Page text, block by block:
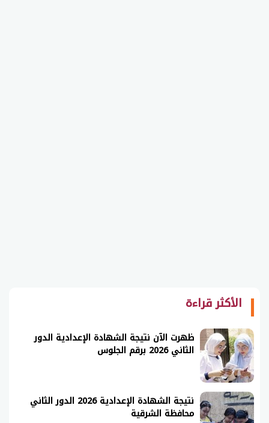
الأكثر قراءة
ظهرت الآن نتيجة الشهادة الإعدادية الدور
الثاني 2026 برقم الجلوس
نتيجة الشهادة الإعدادية 2026 الدور الثاني
محافظة الشرقية